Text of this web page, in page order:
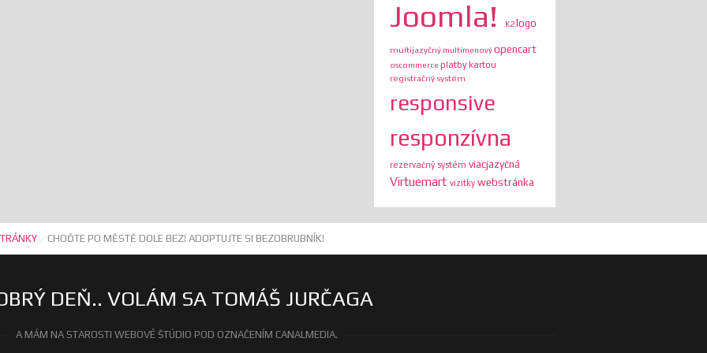
Joomla! K2logo
multijazyčný multimenovýopencart
oscommerce platby kartou
registračný systém
responsive
responzívna
rezervačný systém viacjazyčná
Virtuemart vizitky webstránka
CHOĎTE PO MĚSTĚ DOLE BEZ! ADOPTUJTE SI BEZOBRUBNÍK!
DEŇ.. VOLÁM SA TOMÁŠ JURČAGA
A MÁM NA STAROSTI WEBOVÉ ŠTÚDIO POD OZNAČENÍM CANALMEDIA.